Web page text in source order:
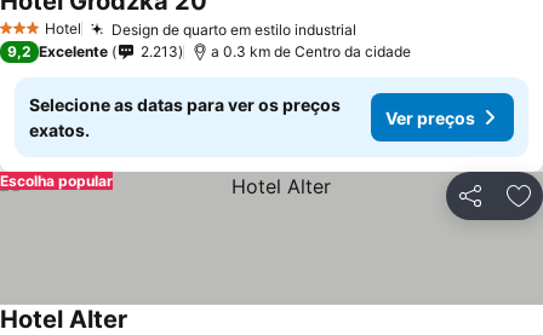
3 EstrelasHotel Design de quarto em estilo industrial
9,2 Excelente 2.213 a 0.3 km de Centro da cidade
Selecione as datas para ver os preços
exatos.
Ver preços
Partilhar
Escolha popular
Hotel Alter